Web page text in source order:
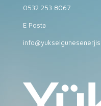
0532 253 8067
E Posta